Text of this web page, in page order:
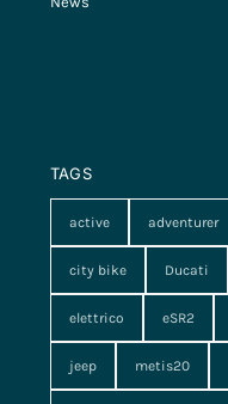
TAGS
active adventurer
city bike Ducati
elettrico eSR2
jeep metis20